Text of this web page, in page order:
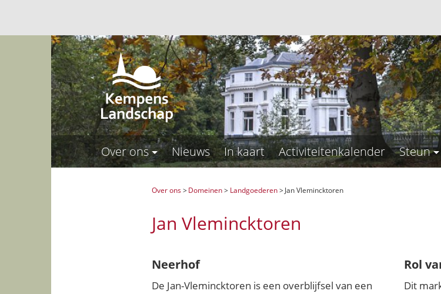
Over ons Nieuws In kaart Activiteitenkalender Steun
Over ons>Domeinen> Landgoederen>Jan Vlemincktoren
Jan Vlemincktoren
Neerhof
De Jan-Vlemincktoren is een overblijfsel van een
Rol
Dit